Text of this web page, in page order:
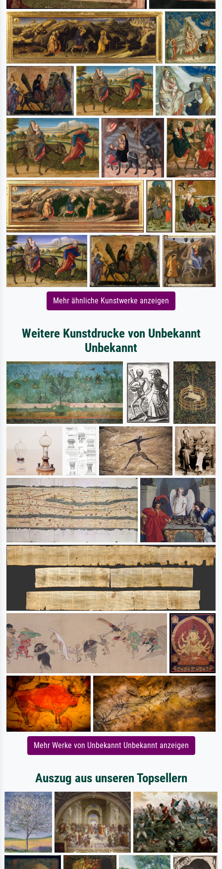
Mehr ähnliche Kunstwerke anzeigen
Weitere Kunstdrucke von Unbekannt
Unbekannt
Mehr Werke von Unbekannt Unbekannt anzeigen
Auszug aus unseren Topsellern